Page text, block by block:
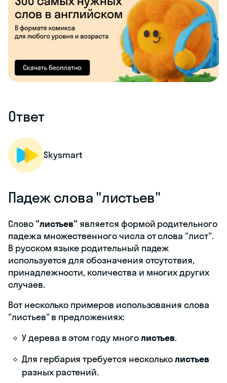
Ответ
Skysmart
Падеж слова "листьев"
Слово "листьев" является формой родительного
падежа множественного числа от слова "лист".
В русском языке родительный падеж
используется для обозначения отсутствия,
принадлежности, количества и многих других
случаев.
Вот несколько примеров использования слова
"листьев" в предложениях:
У дерева в этом году многолистьев.
Для гербария требуется нескольколистьев
разных растений.